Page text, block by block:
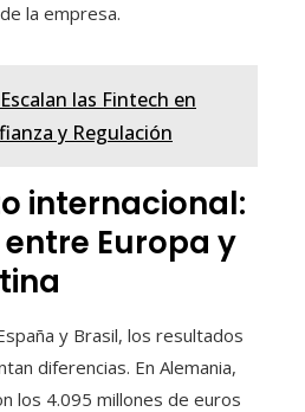
la empresa.
las Fintech en
y Regulación
internacional:
Europa y
y Brasil, los resultados
diferencias. En Alemania,
los 4.095 millones de euros